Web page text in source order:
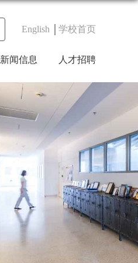
English 学校首页
新闻信息 人才招聘